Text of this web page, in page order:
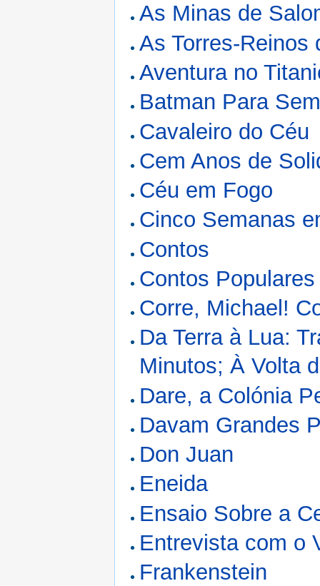
As Minas de
As Torres-Reinos
Aventura no
Batman Para
Cavaleiro do Céu
Cem Anos de
Céu em Fogo
Cinco Semanas
Contos
Contos
Corre, Michael!
Da Terra à Lua:
Minutos; À Volta
Dare, a Colónia
Davam Grandes
Don Juan
Eneida
Ensaio Sobre a
Entrevista com o
Frankenstein